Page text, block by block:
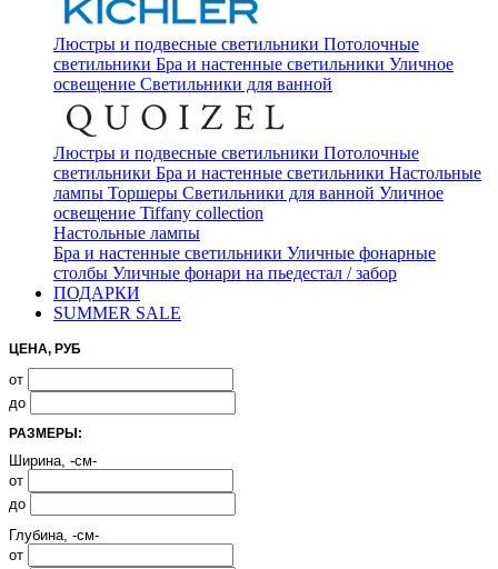
Люстры и подвесные светильники Потолочные
светильники Бра и настенные светильники Уличное
освещение Светильники для ванной
Люстры и подвесные светильники Потолочные
светильники Бра и настенные светильники Настольные
лампы Торшеры Светильники для ванной Уличное
освещение Tiffany collection
Настольные лампы
Бра и настенные светильники Уличные фонарные
столбы Уличные фонари на пьедестал / забор
ПОДАРКИ
SUMMER SALE
ЦЕНА, РУБ
от
до
РАЗМЕРЫ:
Ширина, -см-
от
до
Глубина, -см-
от